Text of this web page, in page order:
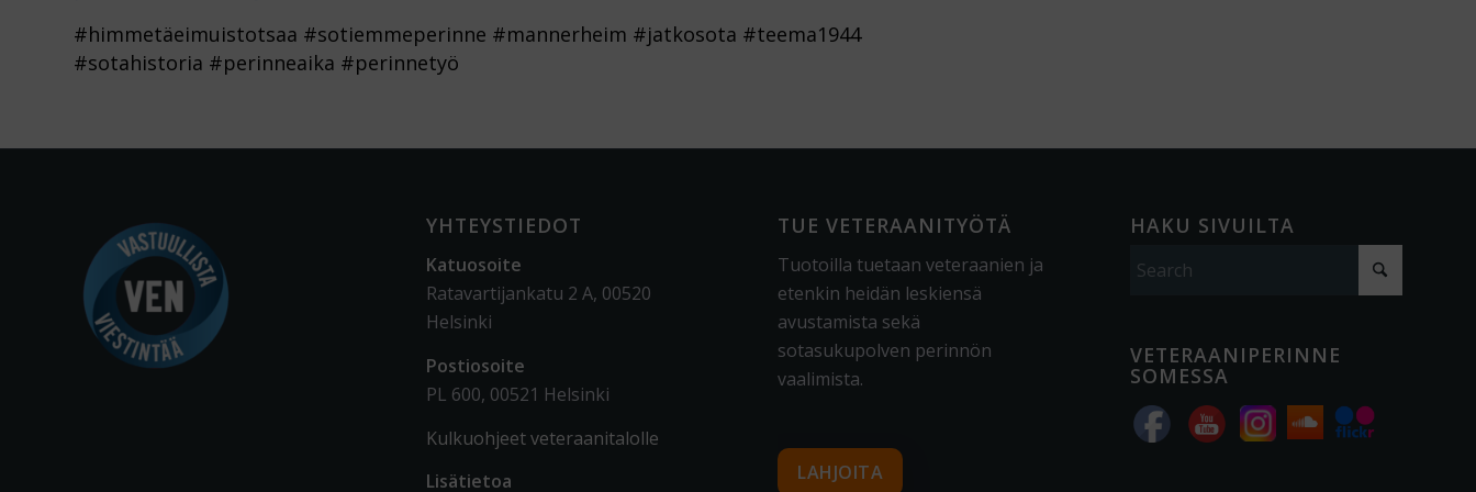
#himmetäeimuistotsaa #sotiemmeperinne #mannerheim #jatkosota #teema1944
#sotahistoria #perinneaika #perinnetyö
YHTEYSTIEDOT
Katuosoite
Ratavartijankatu 2 A, 00520
Helsinki
Postiosoite
PL 600, 00521 Helsinki
Kulkuohjeet veteraanitalolle
Lisätietoa
TUE VETERAANITYÖTÄ
Tuotoilla tuetaan veteraanien ja
etenkin heidän leskiensä
avustamista sekä
sotasukupolven perinnön
vaalimista.
LAHJOITA
HAKU SIVUILTA
VETERAANIPERINNE
SOMESSA